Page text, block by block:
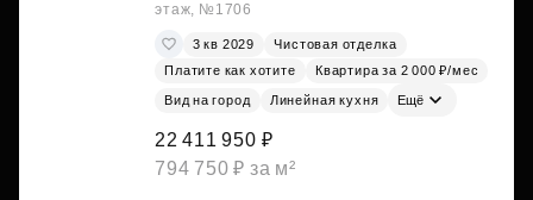
этаж, №1706
3 кв 2029
Чистовая отделка
Платите как хотите
Квартира за 2 000 ₽/мес
Вид на город Линейная кухня Ещё
22 411 950 ₽
794 750 ₽ за м²